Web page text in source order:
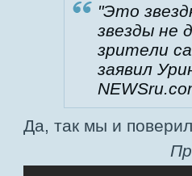
"Этo
звeзды нe
зpитeли
зaявил
Да, так мы и